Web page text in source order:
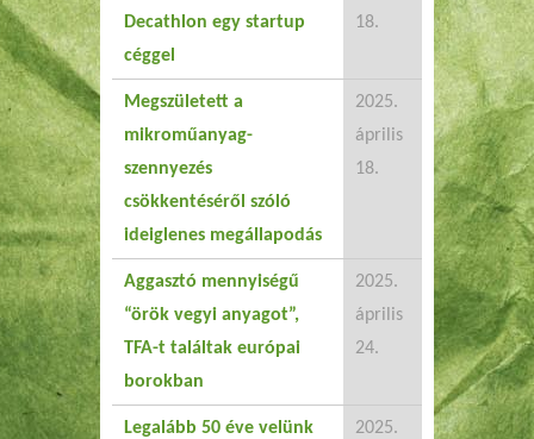
Decathlon egy startup
céggel
18.
Megszületett a
mikroműanyag-
szennyezés
csökkentéséről szóló
ideiglenes megállapodás
2025.
április
18.
Aggasztó mennyiségű
“örök vegyi anyagot”,
TFA-t találtak európai
borokban
2025.
április
24.
Legalább 50 éve velünk
2025.